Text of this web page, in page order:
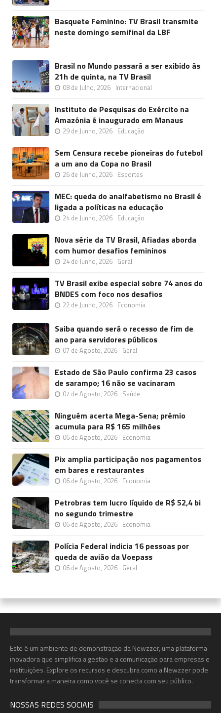
Basquete Feminino: TV Brasil transmite
neste domingo semifinal da LBF
Brasil no Mundo passará a ser exibido às
21h de quinta, na TV Brasil
08 de Julho, 2026 Internacional
Instituto de Pesquisas do Exército na
Amazônia é inaugurado em Manaus
29 de Junho, 2026 Educação
Sem Censura recebe pioneiras do futebol
a um ano da Copa no Brasil
26 de Junho, 2026 Esportes
MEC: queda do analfabetismo no Brasil é
ligada a políticas na educação
24 de Junho, 2026 Educação
Nova série da TV Brasil, Afiadas aborda
com humor desafios femininos
24 de Junho, 2026 Geral
TV Brasil exibe especial sobre 74 anos do
BNDES com foco nos desafios
22 de Junho, 2026 Economia
Saiba quando será o recesso de fim de
ano para servidores públicos
07 de Agosto, 2026 Geral
Estado de São Paulo confirma 23 casos
de sarampo; 16 não se vacinaram
07 de Agosto, 2026 Saúde
Ninguém acerta Mega-Sena; prêmio
acumula para R$ 165 milhões
06 de Agosto, 2026 Economia
Pix amplia participação nos pagamentos
em bares e restaurantes
06 de Agosto, 2026 Economia
Petrobras tem lucro líquido de R$ 52,4 bi
no segundo trimestre
06 de Agosto, 2026 Economia
Polícia Federal indicia 16 pessoas por
queda de avião da Voepass
06 de Agosto, 2026 Geral
Este é um ambiente de demonstração da Newzzer, uma plataforma
inovadora que simplifica a gestão e a comunicação para empresas e
instituições. Explore os recursos e descubra como a Newzzer pode
transformar a maneira como você se conecta com seu público.
NOSSAS REDES SOCIAIS